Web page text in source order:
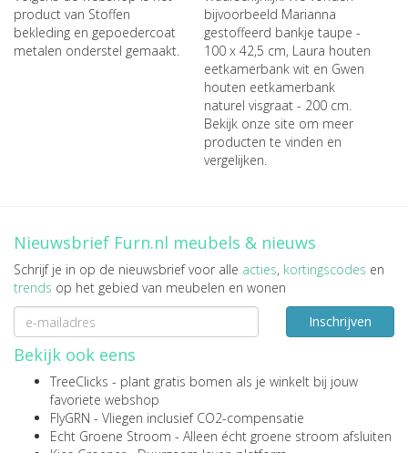
product van Stoffen
bekleding en gepoedercoat
metalen onderstel gemaakt.
bijvoorbeeld Marianna
gestoffeerd bankje taupe -
100 x 42,5 cm, Laura houten
eetkamerbank witen Gwen
houten eetkamerbank
naturel visgraat - 200 cm.
Bekijk onze site om meer
producten te vinden en
vergelijken.
Nieuwsbrief Furn.nl meubels & nieuws
Schrijf je in op de nieuwsbrief voor alle acties, kortingscodes en
trends op het gebied van meubelen en wonen
Inschrijven
Bekijk ook eens
TreeClicks - plant gratis bomen als je winkelt bij jouw
favoriete webshop
FlyGRN - Vliegen inclusief CO2-compensatie
Echt Groene Stroom - Alleen écht groene stroom afsluiten